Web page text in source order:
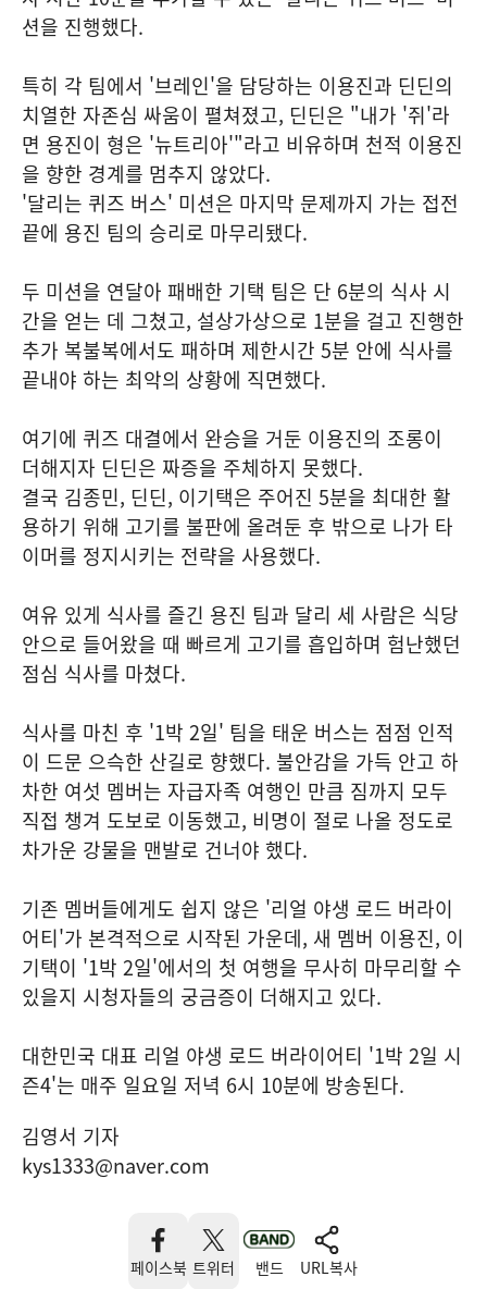
션을 진행했다.
특히 각 팀에서 '브레인'을 담당하는 이용진과 딘딘의
치열한 자존심 싸움이 펼쳐졌고, 딘딘은 "내가 '쥐'라
면 용진이 형은 '뉴트리아'"라고 비유하며 천적 이용진
을 향한 경계를 멈추지 않았다.
'달리는 퀴즈 버스' 미션은 마지막 문제까지 가는 접전
끝에 용진 팀의 승리로 마무리됐다.
두 미션을 연달아 패배한 기택 팀은 단 6분의 식사 시
간을 얻는 데 그쳤고, 설상가상으로 1분을 걸고 진행한
추가 복불복에서도 패하며 제한시간 5분 안에 식사를
끝내야 하는 최악의 상황에 직면했다.
여기에 퀴즈 대결에서 완승을 거둔 이용진의 조롱이
더해지자 딘딘은 짜증을 주체하지 못했다.
결국 김종민, 딘딘, 이기택은 주어진 5분을 최대한 활
용하기 위해 고기를 불판에 올려둔 후 밖으로 나가 타
이머를 정지시키는 전략을 사용했다.
여유 있게 식사를 즐긴 용진 팀과 달리 세 사람은 식당
안으로 들어왔을 때 빠르게 고기를 흡입하며 험난했던
점심 식사를 마쳤다.
식사를 마친 후 '1박 2일' 팀을 태운 버스는 점점 인적
이 드문 으슥한 산길로 향했다. 불안감을 가득 안고 하
차한 여섯 멤버는 자급자족 여행인 만큼 짐까지 모두
직접 챙겨 도보로 이동했고, 비명이 절로 나올 정도로
차가운 강물을 맨발로 건너야 했다.
기존 멤버들에게도 쉽지 않은 '리얼 야생 로드 버라이
어티'가 본격적으로 시작된 가운데, 새 멤버 이용진, 이
기택이 '1박 2일'에서의 첫 여행을 무사히 마무리할 수
있을지 시청자들의 궁금증이 더해지고 있다.
대한민국 대표 리얼 야생 로드 버라이어티 '1박 2일 시
즌4'는 매주 일요일 저녁 6시 10분에 방송된다.
김영서 기자
kys1333@naver.com
페이스북 트위터 밴드 URL복사